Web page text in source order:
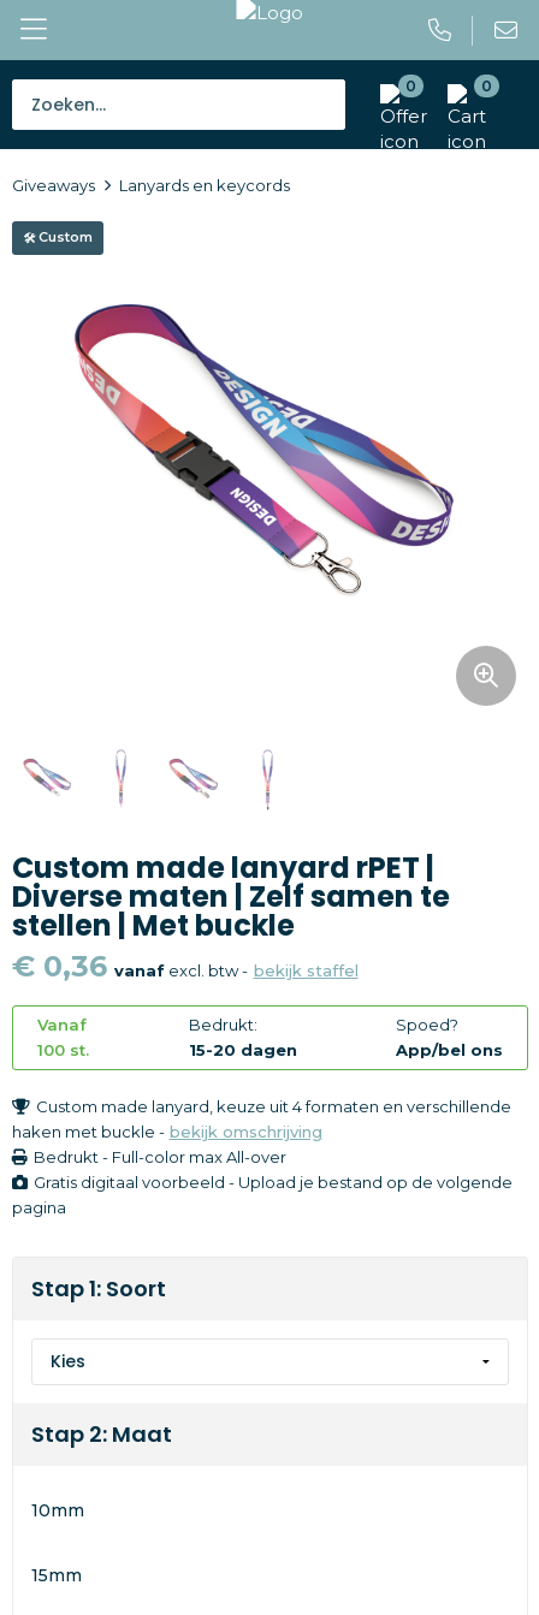
0 0
Tassen
Caps en mutsen
Giveaways
Drinkwaren
Paraplu's
Outdoor en vrije tijd
Gereedschap en veiligheid
Kantoorartikelen
Textiel
Thema
Merken
Giveaways Lanyards en keycords
Custom
Custom made lanyard rPET |
Diverse maten | Zelf samen te
stellen | Met buckle
€ 0,36 vanafexcl. btw - bekijk staffel
Vanaf
100 st.
Bedrukt:
15-20 dagen
Spoed?
App/bel ons
Custom made lanyard, keuze uit 4 formaten en verschillende
haken met buckle -bekijk omschrijving
Bedrukt - Full-color max All-over
Gratis digitaal voorbeeld - Upload je bestand op de volgende
pagina
Stap 1: Soort
Stap 2: Maat
10mm
15mm